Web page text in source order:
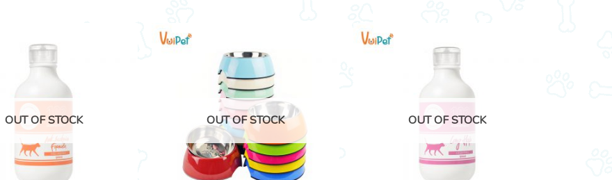
OUT OF STOCK OUT OF STOCK OUT OF STOCK